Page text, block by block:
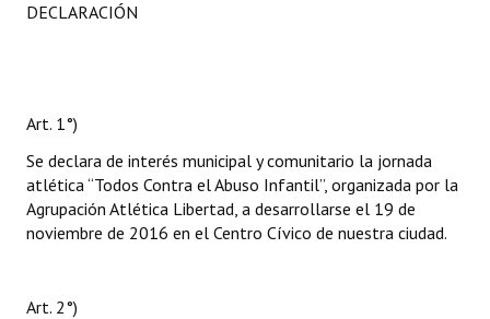
DECLARACIÓN
Art. 1°)
Se declara de interés municipal y comunitario la jornada
atlética “Todos Contra el Abuso Infantil”, organizada por la
Agrupación Atlética Libertad, a desarrollarse el 19 de
noviembre de 2016 en el Centro Cívico de nuestra ciudad.
Art. 2°)